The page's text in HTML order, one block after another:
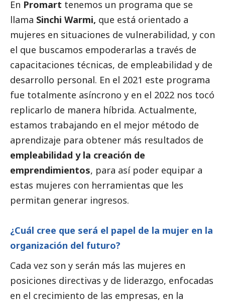
En Promart tenemos un programa que se
llama Sinchi Warmi, que está orientado a
mujeres en situaciones de vulnerabilidad, y con
el que buscamos empoderarlas a través de
capacitaciones técnicas, de empleabilidad y de
desarrollo personal. En el 2021 este programa
fue totalmente asíncrono y en el 2022 nos tocó
replicarlo de manera híbrida. Actualmente,
estamos trabajando en el mejor método de
aprendizaje para obtener más resultados de
empleabilidad y la creación de
emprendimientos, para así poder equipar a
estas mujeres con herramientas que les
permitan generar ingresos.
¿Cuál cree que será el papel de la mujer en la
organización del futuro?
Cada vez son y serán más las mujeres en
posiciones directivas y de liderazgo, enfocadas
en el crecimiento de las empresas, en la